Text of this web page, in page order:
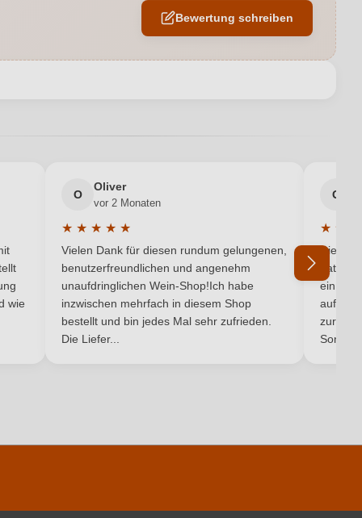
Savennières AOP
10 ans
0,12 g/L
Weiß
315 kJ / 75 kcal
Bewertung schreiben
Ich habe mein Passwort vergessen
von 5 Sternen
wie
O
Oliver
vor 2 Monaten
★ ★ ★ ★ ★
Durchschnittliche Bewertung von 5 von 5 Sternen
Vielen Dank für diesen rundum gelungenen,
benutzerfreundlichen und angenehm
unaufdringlichen Wein-Shop!Ich habe
inzwischen mehrfach in diesem Shop
bestellt und bin jedes Mal sehr zufrieden.
Die Liefer...
G
★ ★
Die
hat
einmal
auf
zurück
Son...